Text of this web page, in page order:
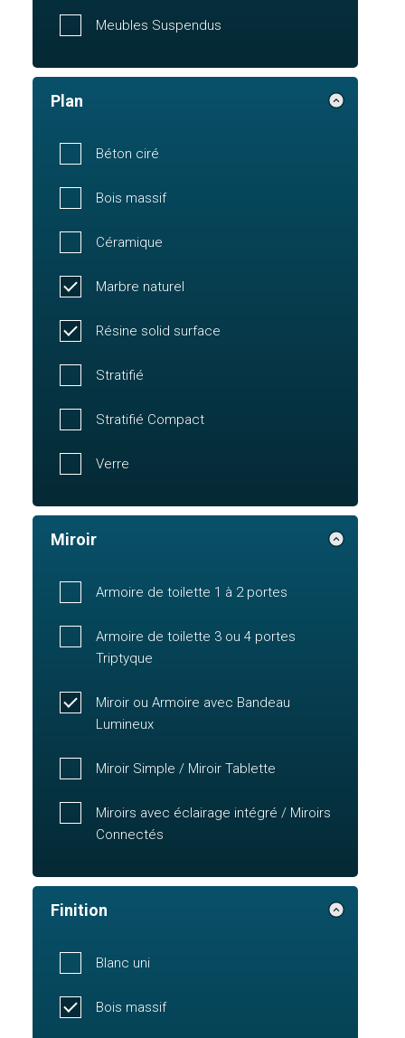
Meubles Suspendus
Plan
Béton ciré
Bois massif
Céramique
Marbre naturel
Résine solid surface
Stratifié
Stratifié Compact
Verre
Miroir
Armoire de toilette 1 à 2 portes
Armoire de toilette 3 ou 4 portes
Triptyque
Miroir ou Armoire avec Bandeau
Lumineux
Miroir Simple / Miroir Tablette
Miroirs avec éclairage intégré / Miroirs
Connectés
Finition
Blanc uni
Bois massif